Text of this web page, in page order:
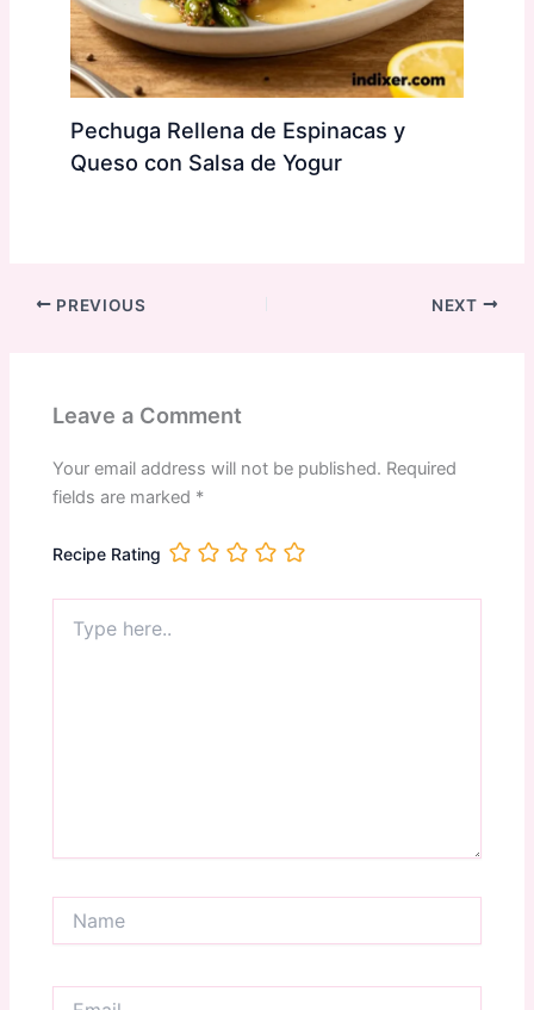
Pechuga Rellena de Espinacas y
Queso con Salsa de Yogur
PREVIOUS NEXT
Leave a Comment
Your email address will not be published. Required
fields are marked *
Recipe Rating
here..